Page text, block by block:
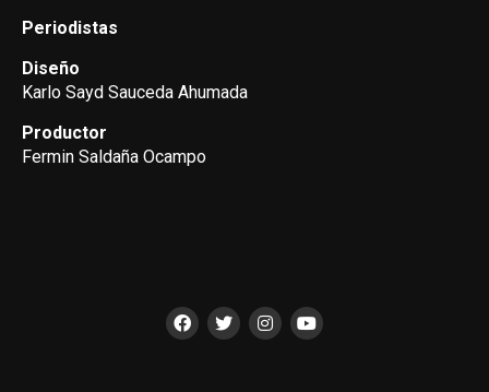
Periodistas
Diseño
Karlo Sayd Sauceda Ahumada
Productor
Fermin Saldaña Ocampo